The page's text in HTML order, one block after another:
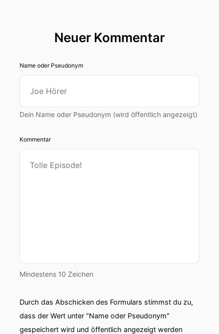
Neuer Kommentar
Name oder Pseudonym
Dein Name oder Pseudonym (wird öffentlich angezeigt)
Kommentar
Mindestens 10 Zeichen
Durch das Abschicken des Formulars stimmst du zu,
dass der Wert unter "Name oder Pseudonym"
gespeichert wird und öffentlich angezeigt werden